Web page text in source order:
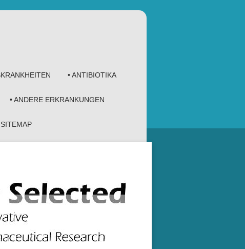
• ANTIBIOTIKA
• ANDERE ERKRANKUNGEN
SITEMAP